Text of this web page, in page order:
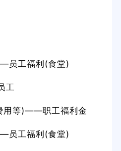
员工福利(食堂)
工
用等)——职工福利金
员工福利(食堂)